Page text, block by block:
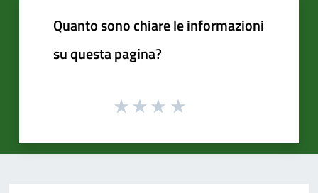
Quanto sono chiare le informazioni
su questa pagina?